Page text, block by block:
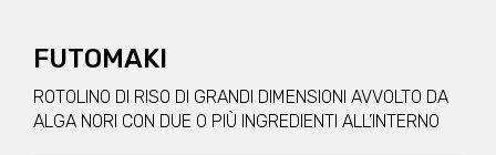
FUTOMAKI
ROTOLINO DI RISO DI GRANDI DIMENSIONI AVVOLTO DA
ALGA NORI CON DUE O PIÙ INGREDIENTI ALL’INTERNO